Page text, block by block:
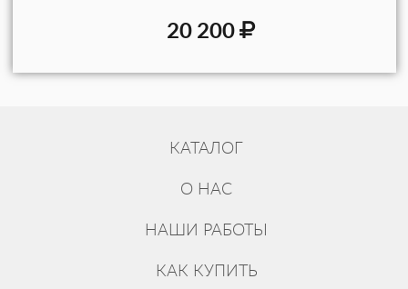
20 200
КАТАЛОГ
О НАС
НАШИ РАБОТЫ
КАК КУПИТЬ